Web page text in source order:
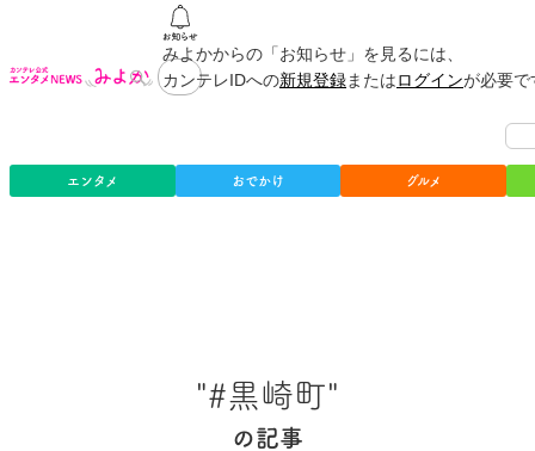
みよかからの「お知らせ」を見るには、
カンテレIDへの新規登録またはログインが必要
エンタメ おでかけ グルメ
"#黒崎町"
の記事